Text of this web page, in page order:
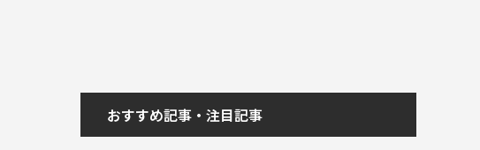
おすすめ記事・注目記事